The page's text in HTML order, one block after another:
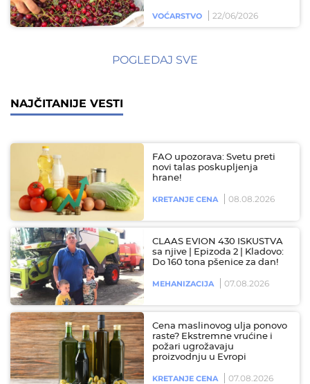
VOĆARSTVO 22/06/2026
POGLEDAJ SVE
NAJČITANIJE VESTI
FAO upozorava: Svetu preti
novi talas poskupljenja
hrane!
KRETANJE CENA 08.08.2026
CLAAS EVION 430 ISKUSTVA
sa njive | Epizoda 2 | Kladovo:
Do 160 tona pšenice za dan!
MEHANIZACIJA 07.08.2026
Cena maslinovog ulja ponovo
raste? Ekstremne vrućine i
požari ugrožavaju
proizvodnju u Evropi
KRETANJE CENA 07.08.2026